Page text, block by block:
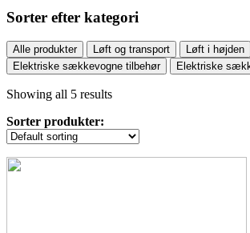
Sorter efter kategori
Alle produkter Løft og transport
Løft i højden
Elektriske sækkevogne tilbehør
Elektriske
Showing all 5 results
Sorter produkter: